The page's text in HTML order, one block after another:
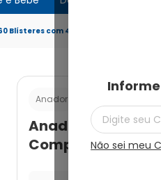
Não sei meu
Blísteres com 4 Comprimidos
Anador
Anador 500mg
Comprimidos